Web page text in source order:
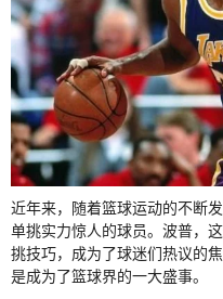
近年来，随着篮球运动的不断
单挑实力惊人的球员。波普，
挑技巧，成为了球迷们热议的
是成为了篮球界的一大盛事。